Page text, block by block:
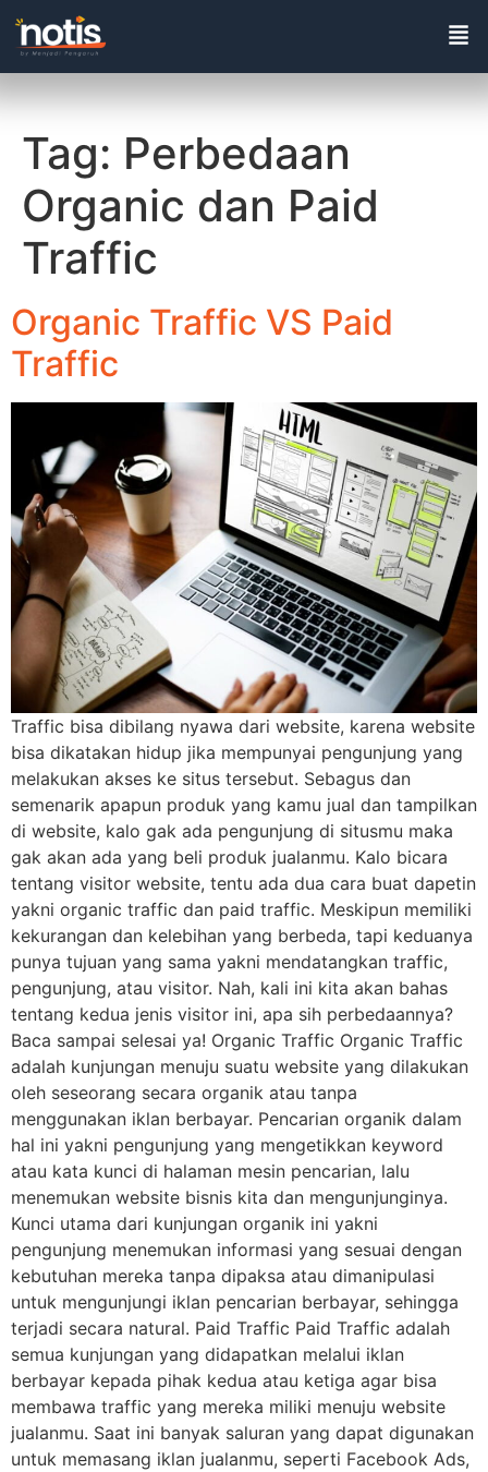
Tag: Perbedaan
Organic dan Paid
Traffic
Organic Traffic VS Paid
Traffic
Traffic bisa dibilang nyawa dari website, karena website
bisa dikatakan hidup jika mempunyai pengunjung yang
melakukan akses ke situs tersebut. Sebagus dan
semenarik apapun produk yang kamu jual dan tampilkan
di website, kalo gak ada pengunjung di situsmu maka
gak akan ada yang beli produk jualanmu. Kalo bicara
tentang visitor website, tentu ada dua cara buat dapetin
yakni organic traffic dan paid traffic. Meskipun memiliki
kekurangan dan kelebihan yang berbeda, tapi keduanya
punya tujuan yang sama yakni mendatangkan traffic,
pengunjung, atau visitor. Nah, kali ini kita akan bahas
tentang kedua jenis visitor ini, apa sih perbedaannya?
Baca sampai selesai ya! Organic Traffic Organic Traffic
adalah kunjungan menuju suatu website yang dilakukan
oleh seseorang secara organik atau tanpa
menggunakan iklan berbayar. Pencarian organik dalam
hal ini yakni pengunjung yang mengetikkan keyword
atau kata kunci di halaman mesin pencarian, lalu
menemukan website bisnis kita dan mengunjunginya.
Kunci utama dari kunjungan organik ini yakni
pengunjung menemukan informasi yang sesuai dengan
kebutuhan mereka tanpa dipaksa atau dimanipulasi
untuk mengunjungi iklan pencarian berbayar, sehingga
terjadi secara natural. Paid Traffic Paid Traffic adalah
semua kunjungan yang didapatkan melalui iklan
berbayar kepada pihak kedua atau ketiga agar bisa
membawa traffic yang mereka miliki menuju website
jualanmu. Saat ini banyak saluran yang dapat digunakan
untuk memasang iklan jualanmu, seperti Facebook Ads,